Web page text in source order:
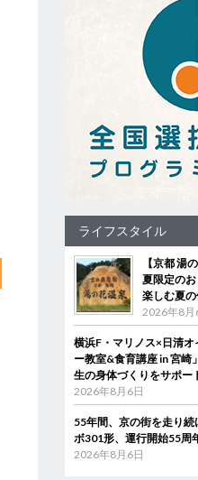
ライフスタイル
【京都 湯
夏限定の
楽しむ夏
2026年8月
横浜F・マリノス×日清
ー教室&食育講座 in 宮
生の身体づくりをサポー
2026年8月6日
55年間、京の街を走り
ボ301形、運行開始55周
2026年8月6日